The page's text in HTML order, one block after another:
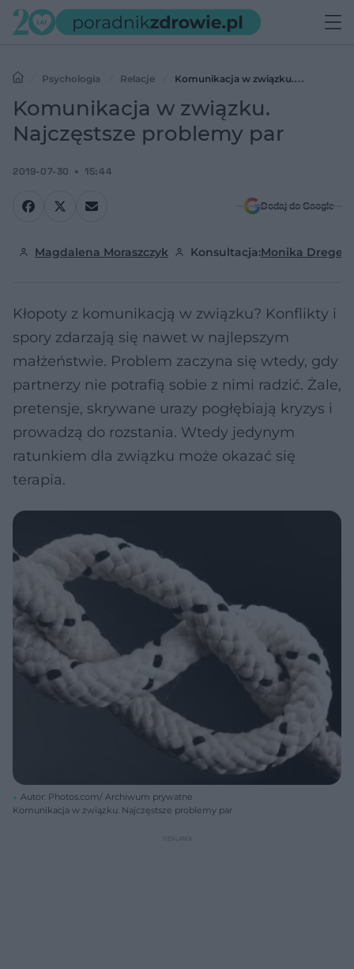
Psychologia Relacje
Komunikacja w związku.
Najczęstsze problemy par
Komunikacja w związku.
Najczęstsze problemy par
2019-07-30 15:44
Dodaj do Google
Magdalena Moraszczyk Konsultacja:Monika Dreger
Kłopoty z komunikacją w związku? Konflikty i
spory zdarzają się nawet w najlepszym
małżeństwie. Problem zaczyna się wtedy, gdy
partnerzy nie potrafią sobie z nimi radzić. Żale,
pretensje, skrywane urazy pogłębiają kryzys i
prowadzą do rozstania. Wtedy jedynym
ratunkiem dla związku może okazać się
terapia.
Autor: Photos.com/ Archiwum prywatne
Komunikacja w związku. Najczęstsze problemy par